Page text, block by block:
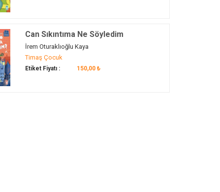
Can Sıkıntıma Ne Söyledim
İrem Oturaklıoğlu Kaya
Timaş Çocuk
Etiket Fiyatı : 150,00 ₺